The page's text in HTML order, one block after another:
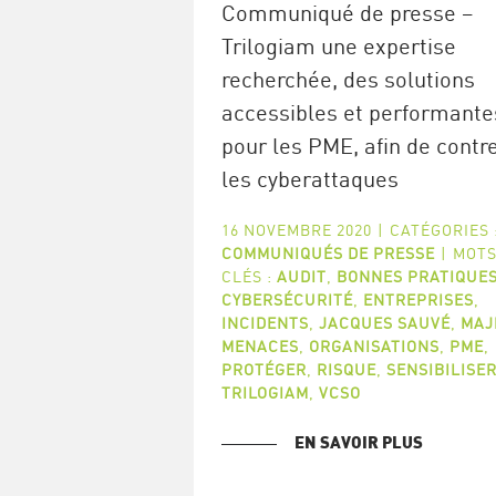
Communiqué de presse –
Trilogiam une expertise
recherchée, des solutions
accessibles et
pour les PME, afin de
les cyberattaques
16 NOVEMBRE 2020 | CATÉGORIES :
COMMUNIQUÉS DE PRESSE |
CLÉS : AUDIT BONNES PRATIQUES
CYBERSÉCURITÉ, ENTREPRISES
INCIDENTS JACQUES SAUVÉ,
MENACES
ORGANISATIONS PME,
PROTÉGER
RISQUE, SENSIBILISER
TRILOGIAM VCSO
EN SAVOIR PLUS